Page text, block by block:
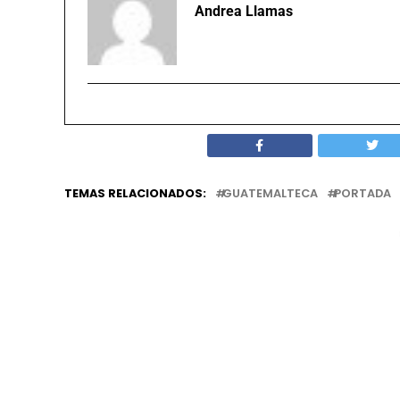
Andrea Llamas
TEMAS RELACIONADOS: GUATEMALTECA PORTADA